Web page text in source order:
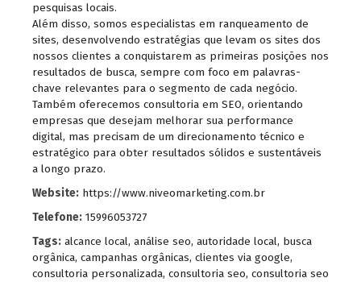
pesquisas locais.
Além disso, somos especialistas em ranqueamento de
sites, desenvolvendo estratégias que levam os sites dos
nossos clientes a conquistarem as primeiras posições nos
resultados de busca, sempre com foco em palavras-
chave relevantes para o segmento de cada negócio.
Também oferecemos consultoria em SEO, orientando
empresas que desejam melhorar sua performance
digital, mas precisam de um direcionamento técnico e
estratégico para obter resultados sólidos e sustentáveis
a longo prazo.
Website: https://www.niveomarketing.com.br
Telefone: 15996053727
Tags: alcance local, análise seo, autoridade local, busca
orgânica, campanhas orgânicas, clientes via google,
consultoria personalizada, consultoria seo, consultoria seo